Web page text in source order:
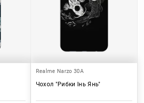
Realme Narzo 30A
Чохол "Рибки Інь Янь"